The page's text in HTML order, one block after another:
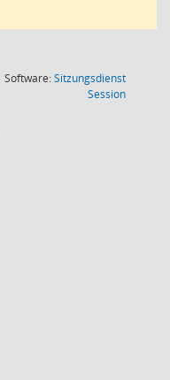
Software:Sitzungsdienst
Session(Wird in